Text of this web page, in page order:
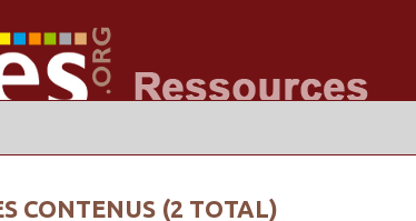
CONTENUS (2 TOTAL)